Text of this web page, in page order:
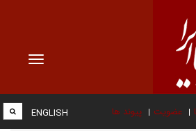
Toggle
عضویت پیوند ها ENGLISH